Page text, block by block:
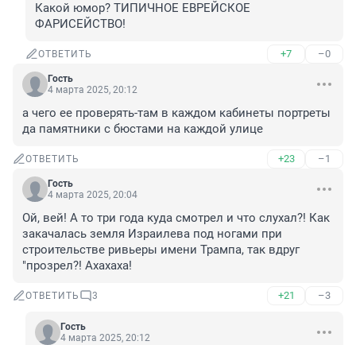
Какой юмор? ТИПИЧНОЕ ЕВРЕЙСКОЕ
ФАРИСЕЙСТВО!
ОТВЕТИТЬ +7 –0
Гость
4 марта 2025, 20:12
а чего ее проверять-там в каждом кабинеты портреты
да памятники с бюстами на каждой улице
ОТВЕТИТЬ +23 –1
Гость
4 марта 2025, 20:04
Ой, вей! А то три года куда смотрел и что слухал?! Как
закачалась земля Израилева под ногами при
строительстве ривьеры имени Трампа, так вдруг
"прозрел?! Ахахаха!
ОТВЕТИТЬ 3 +21 –3
Гость
4 марта 2025, 20:12